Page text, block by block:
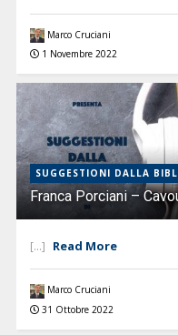
Marco Cruciani
1 Novembre 2022
SUGGESTIONI DALLA
Franca Porciani –
[...] Read More
Marco Cruciani
31 Ottobre 2022